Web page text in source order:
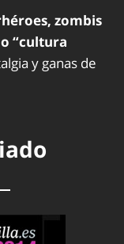
zombis
“cultura
y ganas de